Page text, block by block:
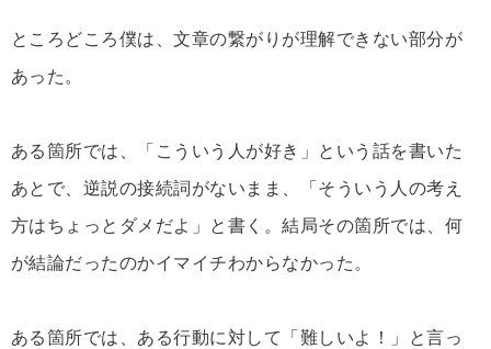
ところどころ僕は、文章の繋がりが理解できない部分が
あった。
ある箇所では、「こういう人が好き」という話を書いた
あとで、逆説の接続詞がないまま、「そういう人の考え
方はちょっとダメだよ」と書く。結局その箇所では、何
が結論だったのかイマイチわからなかった。
ある箇所では、ある行動に対して「難しいよ！」と言っ